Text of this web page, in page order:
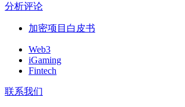
分析评论
加密项目白皮书
Web3
iGaming
Fintech
联系我们